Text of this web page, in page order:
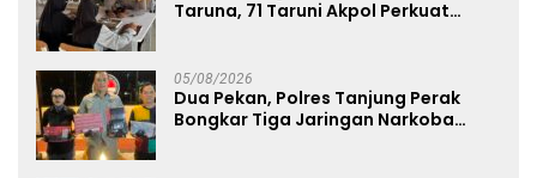
Taruna, 71 Taruni Akpol Perkuat
05/08/2026
Dua Pekan, Polres Tanjung Perak
Bongkar Tiga Jaringan Narkoba